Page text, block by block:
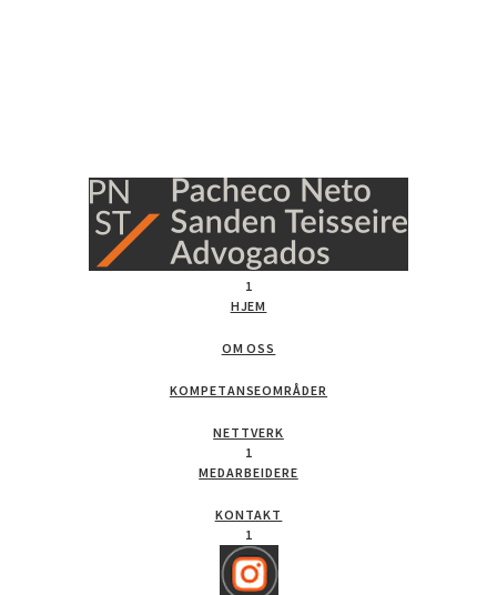
1
HJEM
OM OSS
KOMPETANSEOMRÅDER
NETTVERK
1
MEDARBEIDERE
KONTAKT
1